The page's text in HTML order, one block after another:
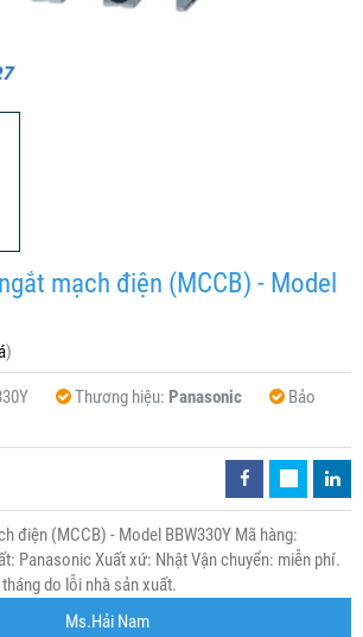
mạch điện (MCCB) - Model
)
Thương hiệu: Panasonic
Bảo
điện (MCCB) - Model BBW330Y Mã hàng:
Panasonic Xuất xứ: Nhật Vận chuyển: miễn phí.
do lỗi nhà sản xuất.
Ms.Hải Nam